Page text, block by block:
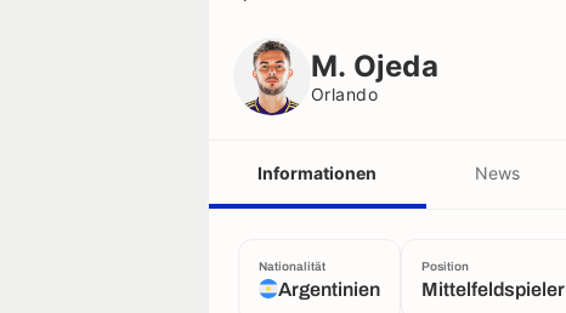
M. Ojeda
Orlando
Informationen News
Nationalität
Argentinien
Position
Mittelfeldspieler